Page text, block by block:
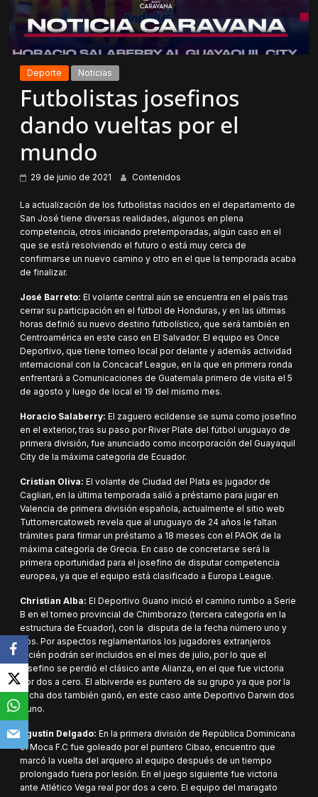
Deporte Noticias
Futbolistas josefinos
dando vueltas por el
mundo
29 de junio de 2021 Contenidos
La actualización de los futbolistas nacidos en el departamento de
San José tiene diversas realidades, algunos en plena
competencia, otros iniciando pretemporadas, algún caso en el
que se está resolviendo el futuro o está muy cerca de
confirmarse un nuevo camino y otro en el que la temporada acaba
de finalizar.
José Barreto: El volante central aún se encuentra en el país tras
cerrar su participación en el fútbol de Honduras, y en las últimas
horas definió su nuevo destino futbolístico, que será también en
Centroamérica en este caso en El Salvador. El equipo es Once
Deportivo, que tiene torneo local por delante y además actividad
internacional con la Concacaf League, en la que en primera ronda
enfrentará a Comunicaciones de Guatemala primero de visita el 5
de agosto y luego de local el 19 del mismo mes.
Horacio Salaberry: El zaguero ecildense se suma como josefino
en el exterior, tras su paso por River Plate del fútbol uruguayo de
primera división, fue anunciado como incorporación del Guayaquil
City de la máxima categoría de Ecuador.
Cristian Oliva: El volante de Ciudad del Plata es jugador de
Cagliari, en la última temporada salió a préstamo para jugar en
Valencia de primera división española, actualmente el sitio web
Tuttomercatoweb revela que al uruguayo de 24 años le faltan
trámites para firmar un préstamo a 18 meses con el PAOK de la
máxima categoría de Grecia. En caso de concretarse será la
primera oportunidad para el josefino de disputar competencia
europea, ya que el equipo está clasificado a Europa League.
Christian Alba: El Deportivo Guano inició el camino rumbo a Serie
B en el torneo provincial de Chimborazo (tercera categoría en la
estructura de Ecuador), con la disputa de la fecha número uno y
dos. Por aspectos reglamentarios los jugadores extranjeros
recién podrán ser incluidos en el mes de julio, por lo que el
josefino se perdió el clásico ante Alianza, en el que fue victoria
por dos a cero. El albiverde es puntero de su grupo ya que por la
fecha dos también ganó, en este caso ante Deportivo Darwin dos
a uno.
Agustín Delgado: En la primera división de República Dominicana
el Moca F.C fue goleado por el puntero Cibao, encuentro que
marcó la vuelta del arquero al equipo después de un tiempo
prolongado fuera por lesión. En el juego siguiente fue victoria
ante Atlético Vega real por dos a cero. El equipo del maragato